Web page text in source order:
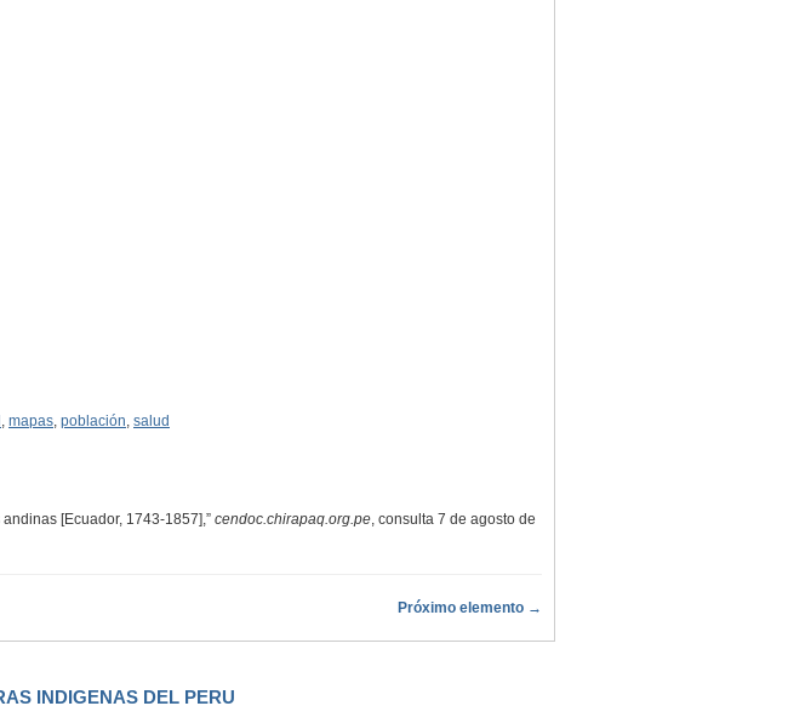
mapas población salud
[Ecuador, 1743-1857],” cendoc.chirapaq.org.pe , consulta 7 de agosto de
Próximo elemento →
INDIGENAS DEL PERU